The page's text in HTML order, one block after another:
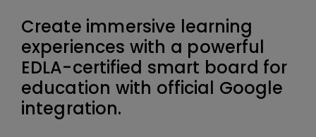
Create immersive learning
experiences with a powerful
EDLA-certified smart board for
education with official Google
integration.